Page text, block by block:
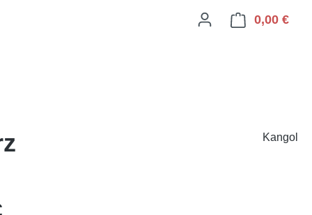
0,00 €
Kangol